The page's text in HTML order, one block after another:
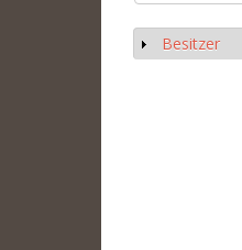
Anzeigen
Besitzer